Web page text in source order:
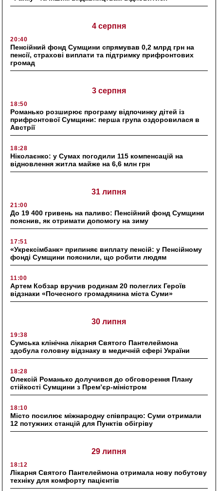
4 серпня
20:40
Пенсійний фонд Сумщини спрямував 0,2 млрд грн на
пенсії, страхові виплати та підтримку прифронтових
громад
3 серпня
18:50
Романько розширює програму відпочинку дітей із
прифронтової Сумщини: перша група оздоровилася в
Австрії
18:28
Ніколаєнко: у Сумах погодили 115 компенсацій на
відновлення житла майже на 6,6 млн грн
31 липня
21:00
До 19 400 гривень на паливо: Пенсійний фонд Сумщини
пояснив, як отримати допомогу на зиму
17:51
«Укрексімбанк» припиняє виплату пенсій: у Пенсійному
фонді Сумщини пояснили, що робити людям
11:00
Артем Кобзар вручив родинам 20 полеглих Героїв
відзнаки «Почесного громадянина міста Суми»
30 липня
19:38
Сумська клінічна лікарня Святого Пантелеймона
здобула головну відзнаку в медичній сфері України
18:28
Олексій Романько долучився до обговорення Плану
стійкості Сумщини з Прем’єр-міністром
18:10
Місто посилює міжнародну співпрацю: Суми отримали
12 потужних станцій для Пунктів обігріву
29 липня
18:12
Лікарня Святого Пантелеймона отримала нову побутову
техніку для комфорту пацієнтів